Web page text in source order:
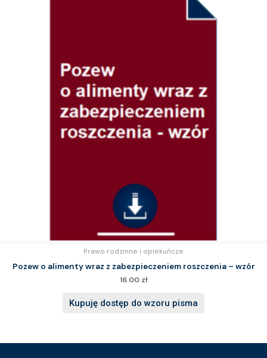
Prawo rodzinne i opiekuńcze
Pozew o alimenty wraz z zabezpieczeniem roszczenia – wzór
16.00 zł
Kupuję dostęp do wzoru pisma